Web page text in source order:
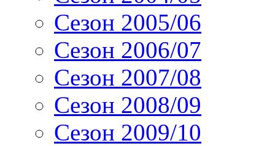
Сезон 2005/06
Сезон 2006/07
Сезон 2007/08
Сезон 2008/09
Сезон 2009/10